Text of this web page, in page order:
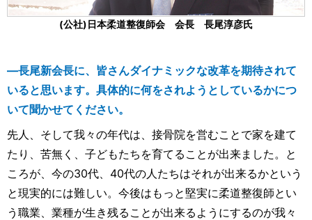
(公社)日本柔道整復師会 会長 長尾淳彦氏
―長尾新会長に、皆さんダイナミックな改革を期待されて
いると思います。具体的に何をされようとしているかにつ
いて聞かせてください。
先人、そして我々の年代は、接骨院を営むことで家を建て
たり、苦無く、子どもたちを育てることが出来ました。と
ころが、今の30代、40代の人たちはそれが出来るかという
と現実的には難しい。今後はもっと堅実に柔道整復師とい
う職業、業種が生き残ることが出来るようにするのが我々